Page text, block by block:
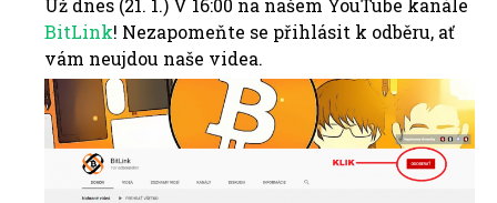
BitLink! Nezapomeňte se přihlásit k odběru, ať
vám neujdou naše videa.